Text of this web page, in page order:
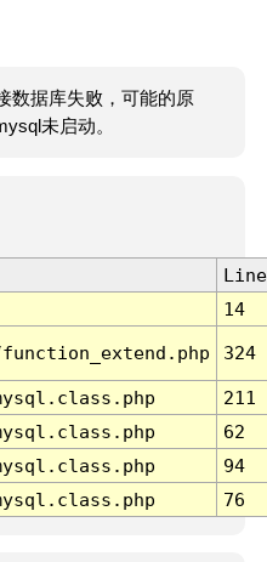
数据库失败，可能的原
未启动。
Line
14
324
211
62
94
76